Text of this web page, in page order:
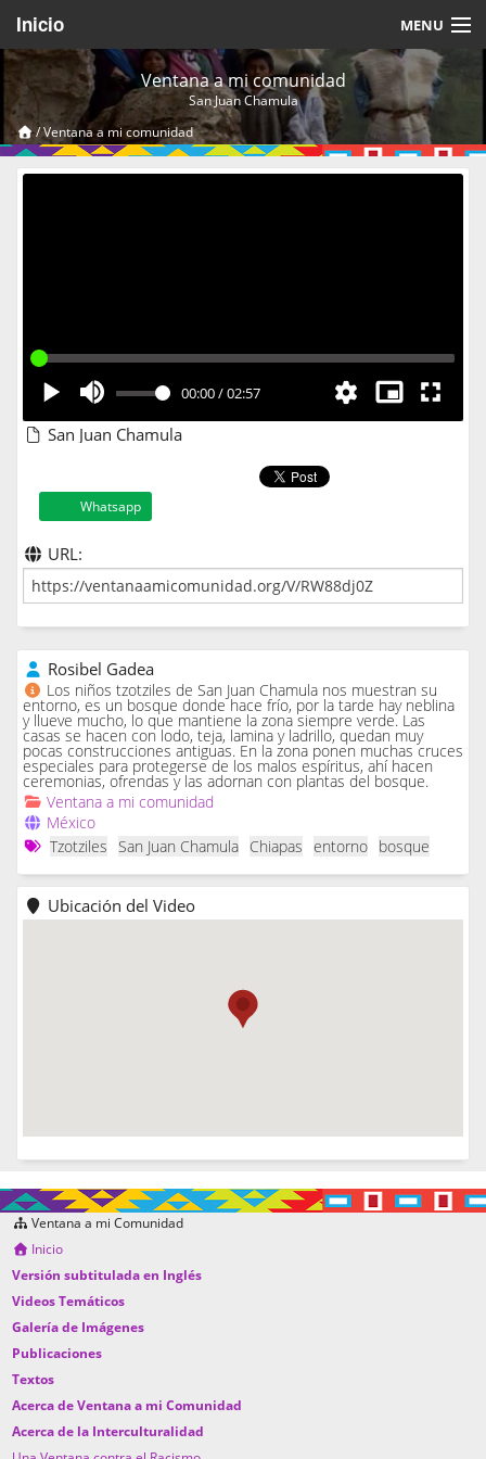
Inicio MENU
Acerca de
Videos Temáticos
Cerrar Sesión
Ventana a mi comunidad
San Juan Chamula
/Ventana a mi comunidad
00:00/02:57
San Juan Chamula
Whatsapp
URL:
Rosibel Gadea
Los niños tzotziles de San Juan Chamula nos muestran su
entorno, es un bosque donde hace frío, por la tarde hay neblina
y llueve mucho, lo que mantiene la zona siempre verde. Las
casas se hacen con lodo, teja, lamina y ladrillo, quedan muy
pocas construcciones antiguas. En la zona ponen muchas cruces
especiales para protegerse de los malos espíritus, ahí hacen
ceremonias, ofrendas y las adornan con plantas del bosque.
Ventana a mi comunidad
México
Tzotziles
San Juan Chamula Chiapas entorno bosque
Ubicación del Video
Ventana a mi Comunidad
Inicio
Versión subtitulada en Inglés
Videos Temáticos
Galería de Imágenes
Publicaciones
Textos
Acerca de Ventana a mi Comunidad
Acerca de la Interculturalidad